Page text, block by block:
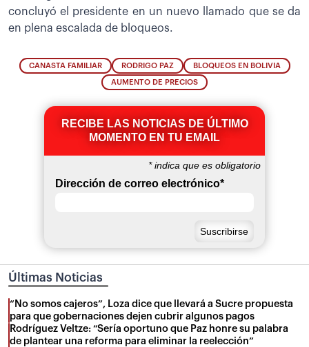
concluyó el presidente en un nuevo llamado que se da
en plena escalada de bloqueos.
CANASTA FAMILIAR RODRIGO PAZ BLOQUEOS EN BOLIVIA
AUMENTO DE PRECIOS
RECIBE LAS NOTICIAS DE ÚLTIMO
MOMENTO EN TU EMAIL
*indica que es obligatorio
Dirección de correo electrónico*
Últimas Noticias
“No somos cajeros”, Loza dice que llevará a Sucre propuesta
para que gobernaciones dejen cubrir algunos pagos
Rodríguez Veltze: “Sería oportuno que Paz honre su palabra
de plantear una reforma para eliminar la reelección”